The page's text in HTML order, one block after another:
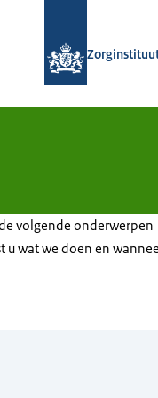
volgende onderwerpen
u wat we doen en